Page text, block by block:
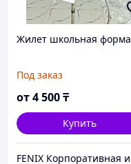
Жилет школьная форма
Под заказ
от4 500₸
Купить